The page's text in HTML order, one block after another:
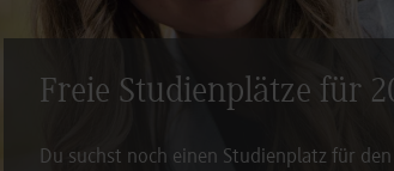
Freie Studienplätze für
Du suchst noch einen Studienplatz für